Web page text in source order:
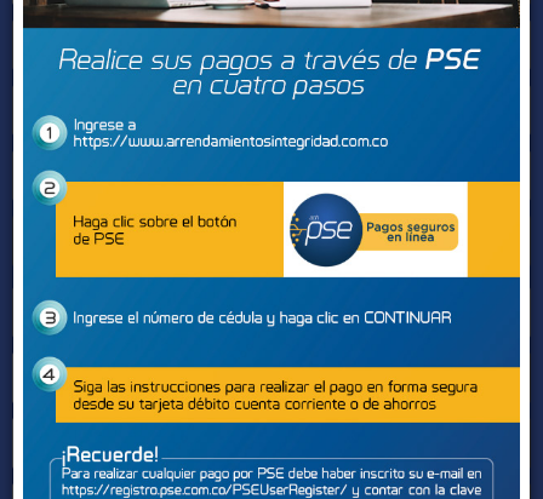
Tipo de inmueble
Municipios
Barrios
BUSCAR
Sectores